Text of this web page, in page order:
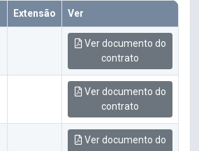
Extensão Ver
Ver documento do
contrato
Ver documento do
contrato
Ver documento do